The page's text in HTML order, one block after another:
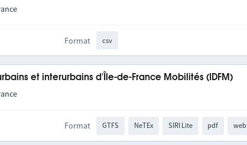
Format csv
et interurbains d'Île-de-France Mobilités (IDFM)
Format GTFS NeTEx SIRI Lite pdf web